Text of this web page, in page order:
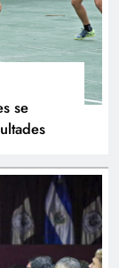
se